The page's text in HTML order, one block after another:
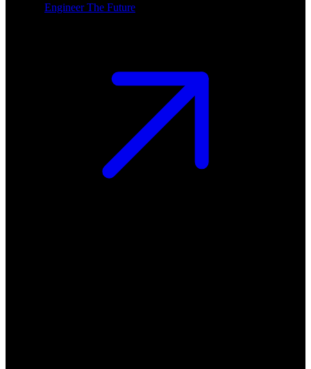
Engineer The Future